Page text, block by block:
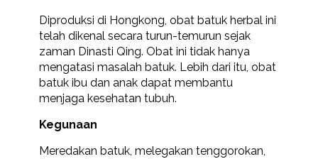
Diproduksi di Hongkong, obat batuk herbal ini
telah dikenal secara turun-temurun sejak
zaman Dinasti Qing. Obat ini tidak hanya
mengatasi masalah batuk. Lebih dari itu, obat
batuk ibu dan anak dapat membantu
menjaga kesehatan tubuh.
Kegunaan
Meredakan batuk, melegakan tenggorokan,